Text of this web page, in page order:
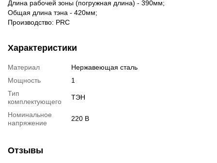
Длина рабочей зоны (погружная длина) - 390мм;
Общая длина тэна - 420мм;
Производство: PRC
Характеристики
Материал
Нержавеющая сталь
Мощность
1
Тип
комплектующего
ТЭН
Номинальное
напряжение
220 В
Отзывы